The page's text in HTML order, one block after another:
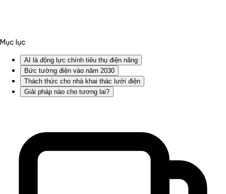
Mục lục
AI là động lực chính tiêu thụ điện năng
Bức tường điện vào năm 2030
Thách thức cho nhà khai thác lưới điện
Giải pháp nào cho tương lai?